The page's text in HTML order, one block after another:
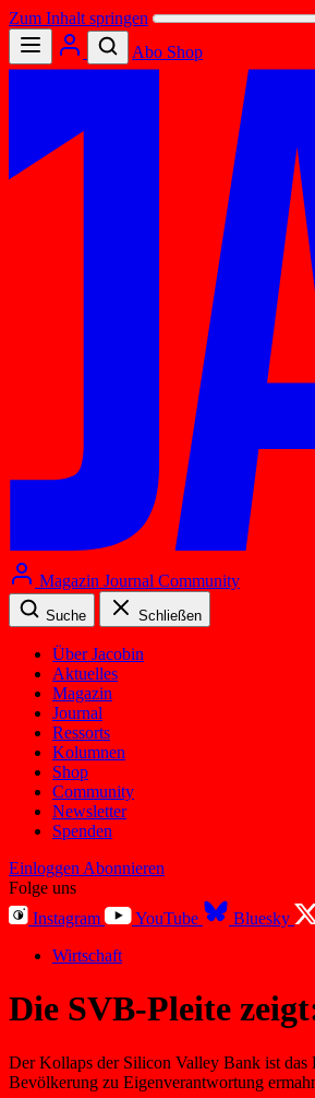
Zum Inhalt springen
Abo Shop
Magazin Journal Community
Suche Schließen
Über Jacobin
Aktuelles
Magazin
Journal
Ressorts
Kolumnen
Shop
Community
Newsletter
Spenden
Einloggen Abonnieren
Folge uns
Instagram
YouTube Bluesky
Wirtschaft
Die SVB-Pleite
Der Kollaps der Silicon Valley Bank ist das
Bevölkerung zu Eigenverantwortung